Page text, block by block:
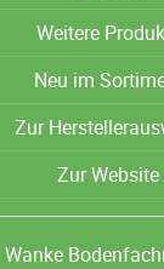
Weitere
Neu im
Zur
Zur Website
Wanke